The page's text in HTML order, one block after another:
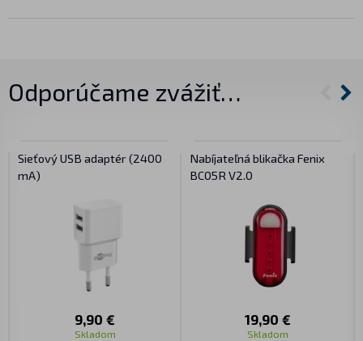
Odporúčame zvážiť…
Sieťový USB adaptér (2400
mA)
9,90 €
Skladom
Nabíjateľná blikačka Fenix
BC05R V2.0
19,90 €
Skladom